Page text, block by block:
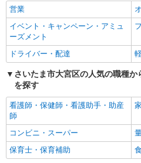
ボーナス・賞与あり
10時～勤務OK
バイク通勤OK
社会保険あり
各種手当（家族・役職・インセン
ティブなど）あり
社員登用あり
同じ職種から求人を探す
ヘルス・ビ
営業
イベント・キャンペーン・アミュ
ーズメント
ドライバー・配達
さいたま市大宮区の人気の職種
を探す
看護師・保健師・看護助手・助産
師
コンビニ・スーパー
保育士・保育補助